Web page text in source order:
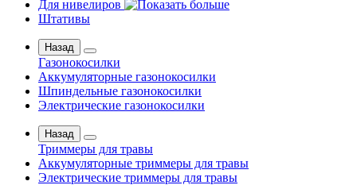
Для нивелиров
Штативы
Назад
Газонокосилки
Аккумуляторные газонокосилки
Шпиндельные газонокосилки
Электрические газонокосилки
Назад
Триммеры для травы
Аккумуляторные триммеры для травы
Электрические триммеры для травы